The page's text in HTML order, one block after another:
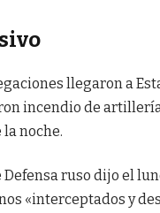
llegaron a
incendio de
noche.
ruso dijo el
«interceptados y